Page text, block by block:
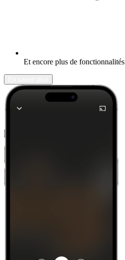
Et encore plus de fonctionnalités